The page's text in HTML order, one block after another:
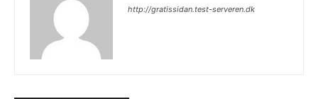
http://gratissidan.test-serveren.dk